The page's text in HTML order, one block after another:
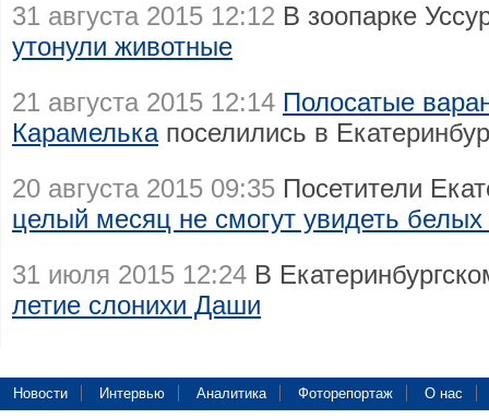
31 августа 2015 12:12 В зоопарке
утонули животные
21 августа 2015 12:14 Полосатые
Карамелькапоселились в
20 августа 2015 09:35 Посетители
целый месяц не смогут увидеть
31 июля 2015 12:24 В
летие слонихи Даши
Новости Интервью Аналитика Фоторепортаж О нас